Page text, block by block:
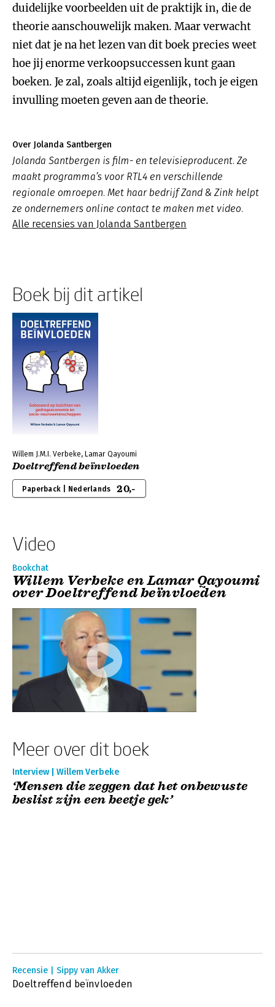
duidelijke voorbeelden uit de praktijk in, die de
theorie aanschouwelijk maken. Maar verwacht
niet dat je na het lezen van dit boek precies weet
hoe jij enorme verkoopsuccessen kunt gaan
boeken. Je zal, zoals altijd eigenlijk, toch je eigen
invulling moeten geven aan de theorie.
Over Jolanda Santbergen
Jolanda Santbergen is film- en televisieproducent. Ze
maakt programma’s voor RTL4 en verschillende
regionale omroepen. Met haar bedrijf Zand & Zink helpt
ze ondernemers online contact te maken met video.
Alle recensies van Jolanda Santbergen
Boek bij dit artikel
Willem J.M.I. Verbeke, Lamar Qayoumi
Doeltreffend beïnvloeden
Paperback | Nederlands 20,-
Video
Bookchat
Willem Verbeke en Lamar Qayoumi
over Doeltreffend beïnvloeden
Meer over dit boek
Interview | Willem Verbeke
‘Mensen die zeggen dat het onbewuste
beslist zijn een beetje gek’
Recensie | Sippy van Akker
Doeltreffend beïnvloeden